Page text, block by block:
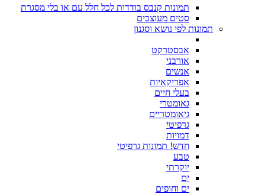
תמונות קנבס בודדות לכל חלל עם או בלי מסגרת
סטים מעוצבים
תמונות לפי נושא וסגנון
אבסטרקט
אורבני
אנשים
אפריקאיות
בעלי חיים
גאומטרי
גיאומטריים
גרפיטי
דמויות
חדש! תמונות גרפיטי
טבע
יוקרתי
ים
ים וחופים